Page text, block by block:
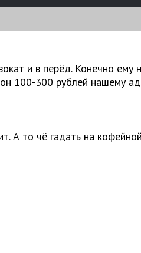
и в перёд. Конечно ему
100-300 рублей нашему
А то чё гадать на